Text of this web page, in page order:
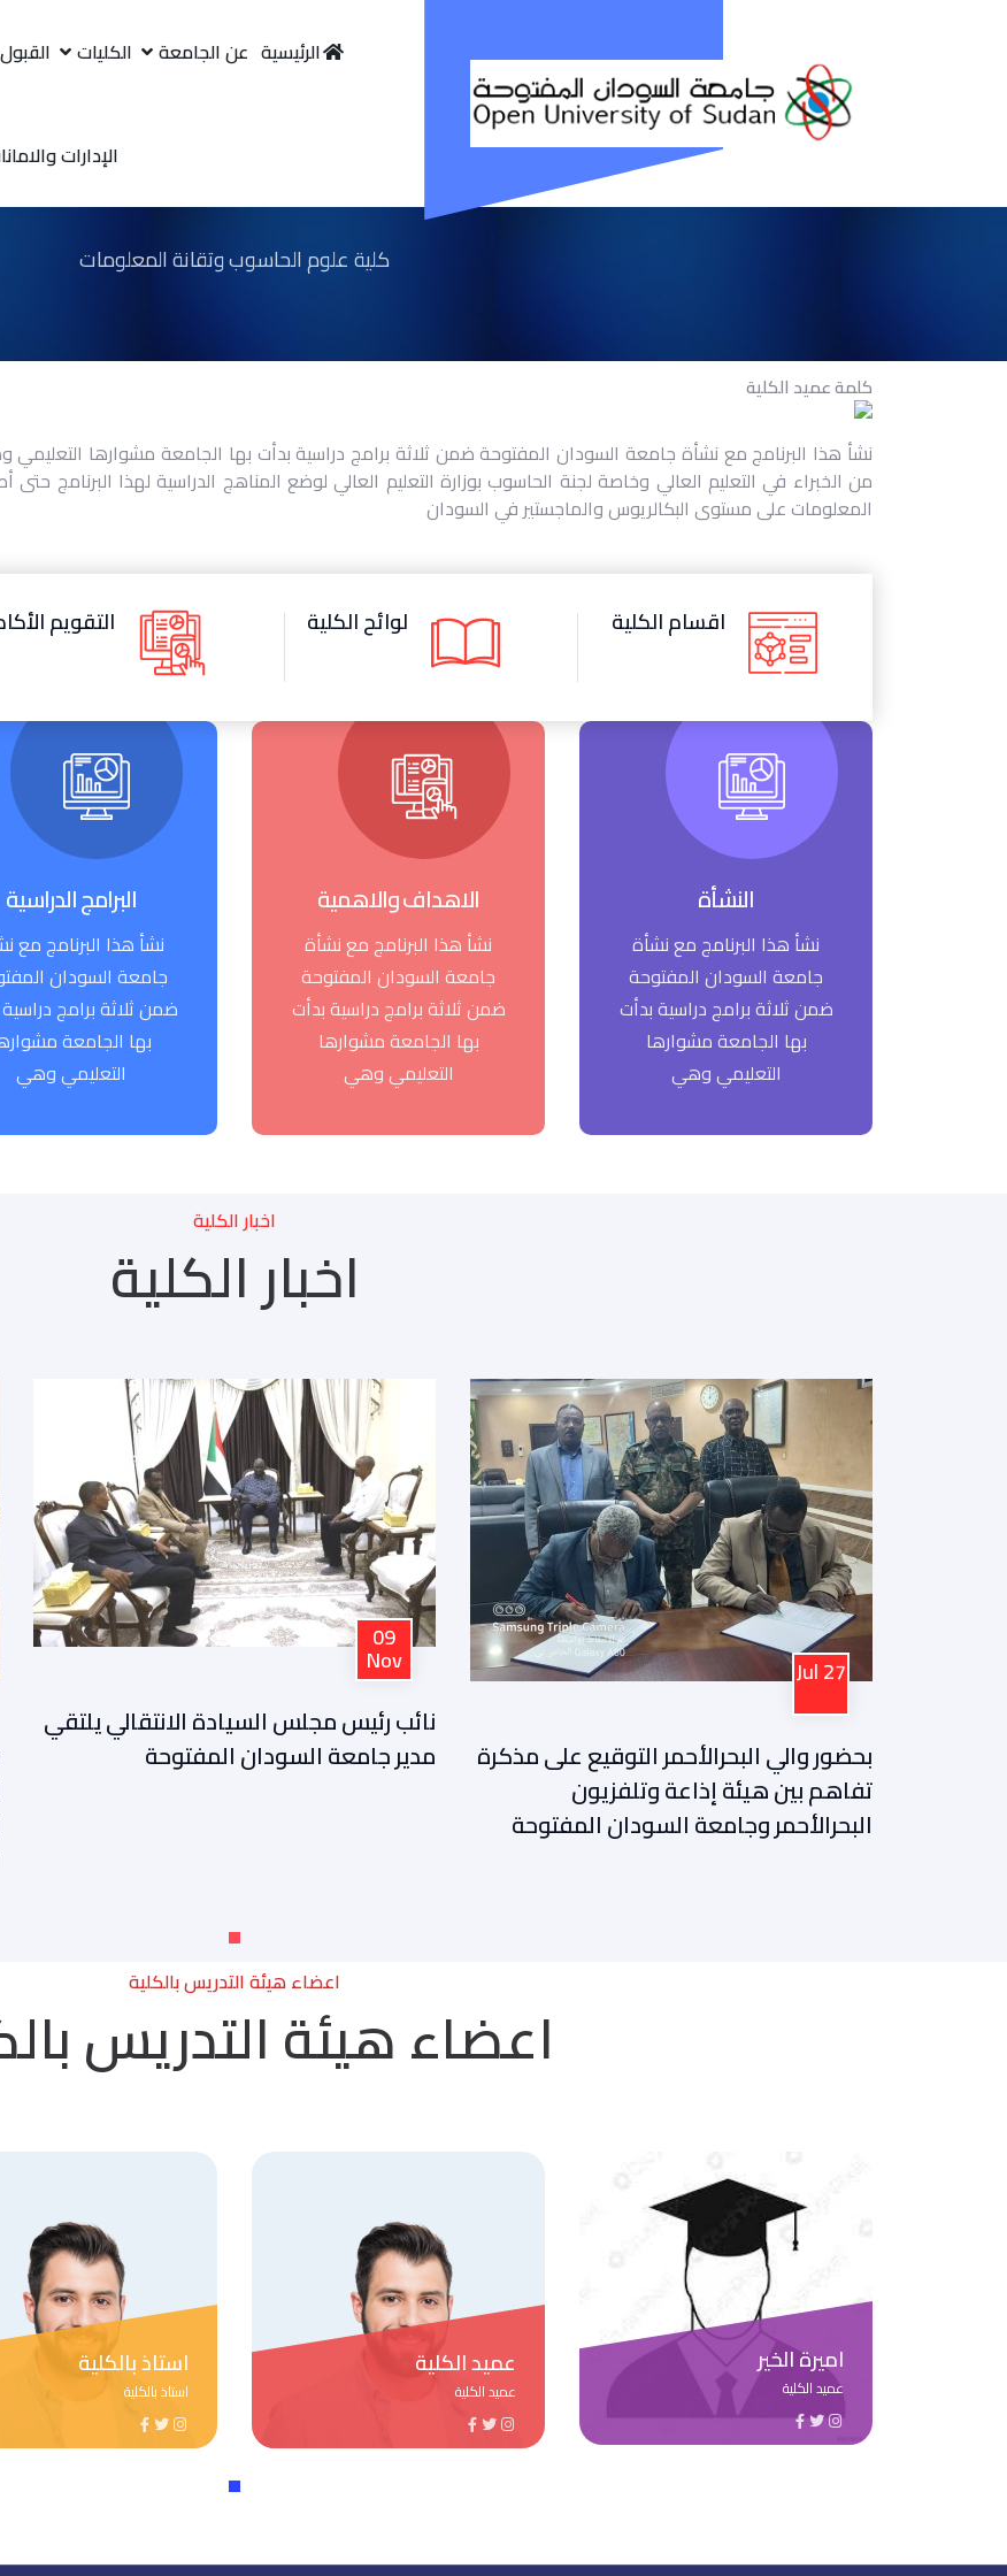
الرئيسية عن الجامعة الكليات
الإدارات
كلية علوم الحاسوب وتقانة المعلومات
كلمة عميد الكلية
نشأ هذا البرنامج مع نشأة جامعة السودان المفتوحة ضمن ثلاثة برامج دراسية بدأت بها الجامعة مشوارها التعليمي
من الخبراء في التعليم العالي وخاصة لجنة الحاسوب بوزارة التعليم العالي لوضع المناهج الدراسية لهذا البرنامج
المعلومات على مستوى البكالريوس والماجستير في السودان
اقسام الكلية لوائح الكلية التقويم
النشأة
نشأ هذا البرنامج مع نشأة
جامعة السودان المفتوحة
ضمن ثلاثة برامج دراسية بدأت
بها الجامعة مشوارها
التعليمي وهي
الاهداف والاهمية
نشأ هذا البرنامج مع نشأة
جامعة السودان المفتوحة
ضمن ثلاثة برامج دراسية بدأت
بها الجامعة مشوارها
التعليمي وهي
البرامج الدراسية
نشأ هذا البرنامج مع
جامعة السودان
ضمن ثلاثة برامج
بها الجامعة
التعليمي وهي
اخبار الكلية
اخبار الكلية
بحضور والي البحرالأحمر التوقيع على مذكرة
تفاهم بين هيئة إذاعة وتلفزيون
البحرالأحمر وجامعة السودان المفتوحة
09
Nov
نائب رئيس مجلس السيادة الانتقالي يلتقي
مدير جامعة السودان المفتوحة
توقيع
السودان
الدراسات
المتحدة
اعضاء هيئة التدريس بالكلية
اعضاء هيئة التدريس
اميرة الخير عميد الكلية استاذ بالكلية